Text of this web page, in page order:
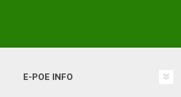
E-POE INFO